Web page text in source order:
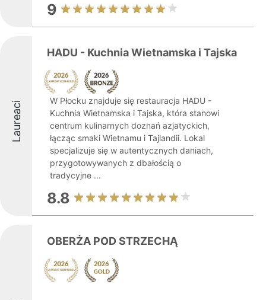
9
Laureaci
HADU - Kuchnia Wietnamska i Tajska
W Płocku znajduje się restauracja HADU -
Kuchnia Wietnamska i Tajska, która stanowi
centrum kulinarnych doznań azjatyckich,
łącząc smaki Wietnamu i Tajlandii. Lokal
specjalizuje się w autentycznych daniach,
przygotowywanych z dbałością o
tradycyjne ...
8.8
OBERŻA POD STRZECHĄ